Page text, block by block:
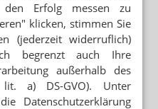
Erfolg messen zu
klicken, stimmen Sie
(jederzeit widerruflich)
begrenzt auch Ihre
außerhalb des
a) DS-GVO). Unter
Datenschutzerklärung
GARANTIEREN
an Grenzen stößt
bei Sildenafil